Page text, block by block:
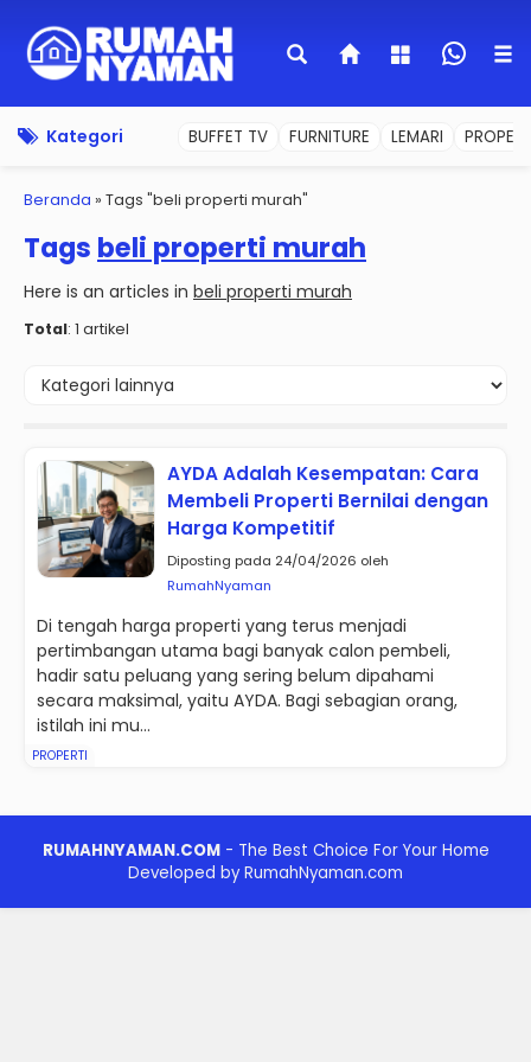
Kategori BUFFET TV FURNITURE LEMARI
Beranda » Tags "beli properti murah"
Tags beli properti murah
Here is an articles in beli properti murah
Total: 1 artikel
AYDA Adalah Kesempatan: Cara
Membeli Properti Bernilai dengan
Harga Kompetitif
Diposting pada 24/04/2026 oleh
RumahNyaman
Di tengah harga properti yang terus menjadi
pertimbangan utama bagi banyak calon pembeli,
hadir satu peluang yang sering belum dipahami
secara maksimal, yaitu AYDA. Bagi sebagian orang,
istilah ini mu...
PROPERTI
RUMAHNYAMAN.COM- The Best Choice For Your Home
Developed by RumahNyaman.com